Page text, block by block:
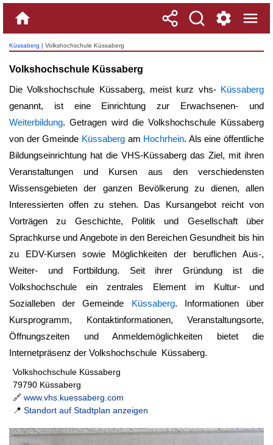
Küssaberg | Volkshochschule Küssaberg
Volkshochschule Küssaberg
DieVolkshochschule Küssaberg, meist kurz vhs- Küssaberg
genannt, ist eine Einrichtung zur Erwachsenen- und
Weiterbildung. Getragen wird die Volkshochschule Küssaberg
von der Gmeinde Küssabergam Hochrhein. Als eine öffentliche
Bildungseinrichtung hat die VHS-Küssaberg das Ziel, mit ihren
Veranstaltungen und Kursen aus den verschiedensten
Wissensgebieten der ganzen Bevölkerung zu dienen, allen
Interessierten offen zu stehen. Das Kursangebot reicht von
Vorträgen zu Geschichte, Politik und Gesellschaft über
Sprachkurse und Angebote in den Bereichen Gesundheit bis hin
zu EDV-Kursen sowie Möglichkeiten der beruflichen Aus-,
Weiter- und Fortbildung. Seit ihrer Gründung ist die
Volkshochschule ein zentrales Element im Kultur- und
Sozialleben der Gemeinde Küssaberg. Informationen über
Kursprogramm, Kontaktinformationen, Veranstaltungsorte,
Öffnungszeiten und Anmeldemöglichkeiten bietet die
Internetpräsenz der Volkshochschule Küssaberg.
Volkshochschule Küssaberg
79790 Küssaberg
🔗 www.vhs.kuessaberg.com
📍 Standort auf Stadtplan anzeigen